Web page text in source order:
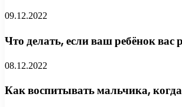
09.12.2022
Что делать, если ваш ребёнок вас
08.12.2022
Как воспитывать мальчика,